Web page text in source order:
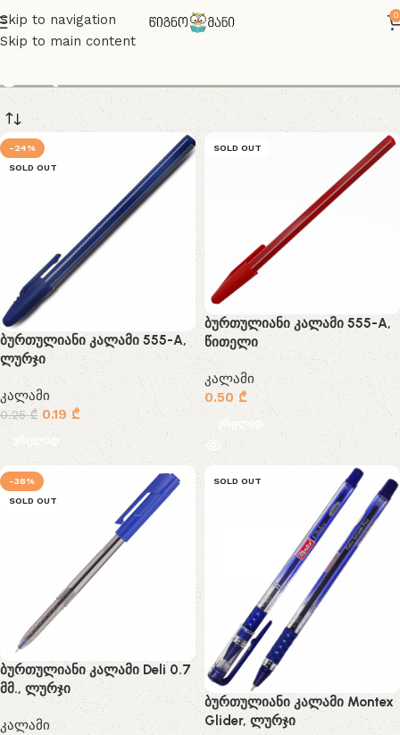
Skip to navigation
Skip to main content
0
-24%
SOLD OUT
ბურთულიანი კალამი 555-A,
ლურჯი
კალამი
0.25₾ 0.19₾
ვრცლად
SOLD OUT
ბურთულიანი კალამი 555-A,
წითელი
კალამი
0.50 ₾
ვრცლად
-38%
SOLD OUT
ბურთულიანი კალამი Deli 0.7
მმ., ლურჯი
კალამი
SOLD OUT
ბურთულიანი კალამი Montex
Glider, ლურჯი